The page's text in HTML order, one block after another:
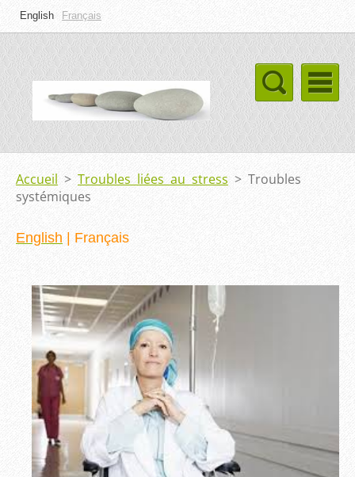
English Français
Accueil > Troubles liées au stress > Troubles
systémiques
English Français